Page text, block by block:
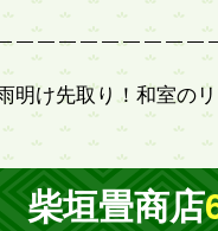
明け先取り！和室の
柴垣畳商店